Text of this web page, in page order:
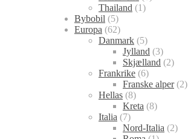
Thailand (1)
Bybobil (5)
Europa (62)
Danmark (5)
Jylland (3)
Skjælland (2)
Frankrike (6)
Franske alper(2)
Hellas (8)
Kreta (8)
Italia (7)
Nord-Italia (2)